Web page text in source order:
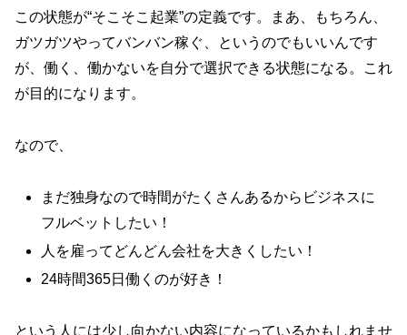
この状態が“そこそこ起業”の定義です。まあ、もちろん、
ガツガツやってバンバン稼ぐ、というのでもいいんです
が、働く、働かないを自分で選択できる状態になる。これ
が目的になります。
なので、
まだ独身なので時間がたくさんあるからビジネスに
フルベットしたい！
人を雇ってどんどん会社を大きくしたい！
24時間365日働くのが好き！
という人には少し向かない内容になっているかもしれませ